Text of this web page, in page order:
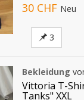
30 CHF Neu
3
Bekleidung
Vittoria T-
Tanks" XXL